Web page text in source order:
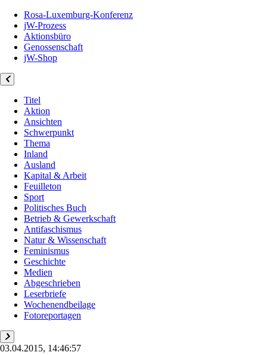
Rosa-Luxemburg-Konferenz
jW-Prozess
Aktionsbüro
Genossenschaft
jW-Shop
Titel
Aktion
Ansichten
Schwerpunkt
Thema
Inland
Ausland
Kapital & Arbeit
Feuilleton
Sport
Politisches Buch
Betrieb & Gewerkschaft
Antifaschismus
Natur & Wissenschaft
Feminismus
Geschichte
Medien
Abgeschrieben
Leserbriefe
Wochenendbeilage
Fotoreportagen
03.04.2015, 14:46:57